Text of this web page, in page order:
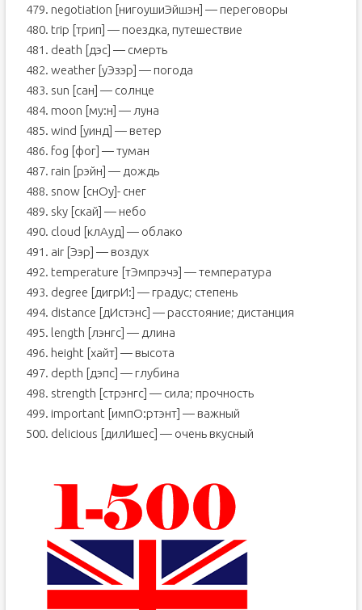
479. negotiation [нигоушиЭйшэн] — переговоры
480. trip [трип] — поездка, путешествие
481. death [дэс] — смерть
482. weather [уЭзэр] — погода
483. sun [сан] — солнце
484. moon [му:н] — луна
485. wind [уинд] — ветер
486. fog [фог] — туман
487. rain [рэйн] — дождь
488. snow [снOу]- снег
489. sky [скай] — небо
490. cloud [клАуд] — облако
491. air [Ээр] — воздух
492. temperature [тЭмпрэчэ] — температура
493. degree [дигрИ:] — градус; степень
494. distance [дИстэнс] — расстояние; дистанция
495. length [лэнгс] — длина
496. height [хайт] — высота
497. depth [дэпс] — глубина
498. strength [стрэнгс] — сила; прочность
499. important [импО:ртэнт] — важный
500. delicious [дилИшес] — очень вкусный